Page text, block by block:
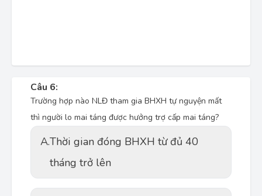
Câu 6:
Trường hợp nào NLĐ tham gia BHXH tự nguyện mất
thì người lo mai táng được hưởng trợ cấp mai táng?
A.Thời gian đóng BHXH từ đủ 40
tháng trở lên